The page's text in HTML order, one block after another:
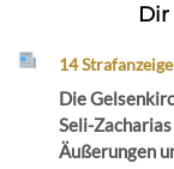
14
Die
Seli-
Äußerungen